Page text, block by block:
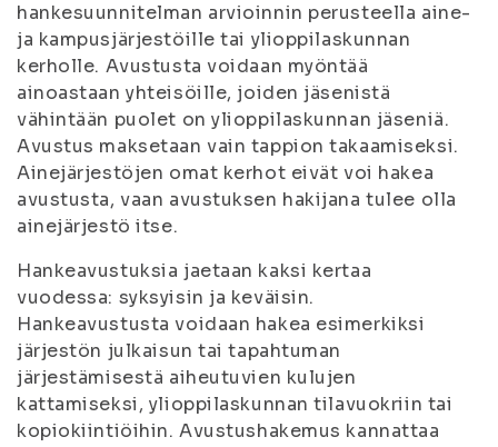
hankesuunnitelman arvioinnin perusteella aine-
ja kampusjärjestöille tai ylioppilaskunnan
kerholle. Avustusta voidaan myöntää
ainoastaan yhteisöille, joiden jäsenistä
vähintään puolet on ylioppilaskunnan jäseniä.
Avustus maksetaan vain tappion takaamiseksi.
Ainejärjestöjen omat kerhot eivät voi hakea
avustusta, vaan avustuksen hakijana tulee olla
ainejärjestö itse.
Hankeavustuksia jaetaan kaksi kertaa
vuodessa: syksyisin ja keväisin.
Hankeavustusta voidaan hakea esimerkiksi
järjestön julkaisun tai tapahtuman
järjestämisestä aiheutuvien kulujen
kattamiseksi, ylioppilaskunnan tilavuokriin tai
kopiokiintiöihin. Avustushakemus kannattaa